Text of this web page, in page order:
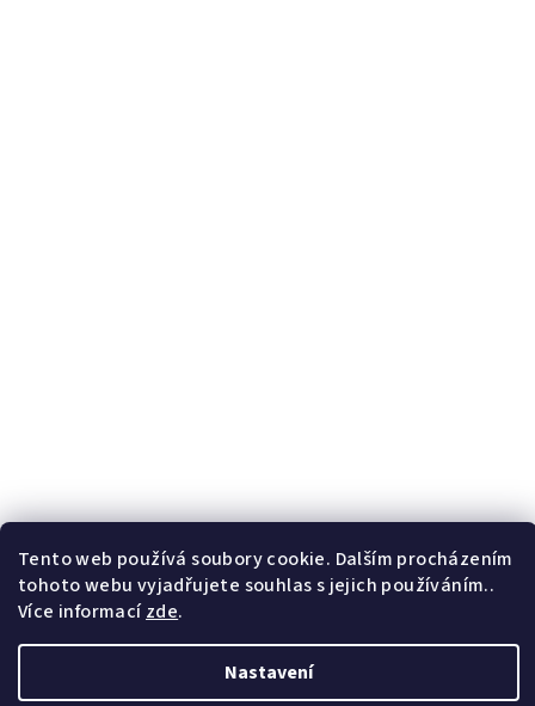
Tento web používá soubory cookie. Dalším procházením
tohoto webu vyjadřujete souhlas s jejich používáním..
Více informacízde.
Nastavení
Copyright 2026F.B. Marcelino. Všechna práva vyhrazena.